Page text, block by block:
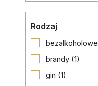
Rodzaj
bezalkoholowe
brandy (1)
gin (1)